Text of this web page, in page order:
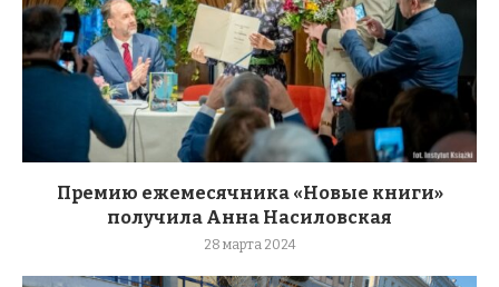
Премию ежемесячника «Новые книги»
получила Анна Насиловская
28 марта 2024